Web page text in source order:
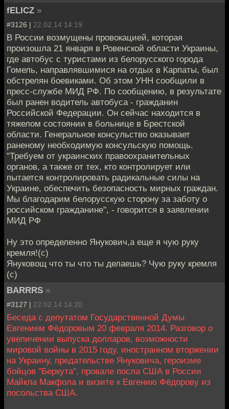
fELICZ »
#3126 | 22.02.14 14:19
В России возмущены провокацией, которая
произошла 21 января в Ровенской области Украины,
где автобус с туристами из белорусского города
Гомель, направлявшимися на отдых в Карпаты, был
обстрелян боевиками. Об этом УНН сообщили в
пресс-службе МИД РФ. По сообщению, в результате
был ранен водитель автобуса - гражданин
Российской Федерации. Он сейчас находится в
тяжелом состоянии в больнице в Брестской
области. Генеральное консульство оказывает
раненому необходимую консульскую помощь.
"Требуем от украинских правоохранительных
органов, а также от тех, кто контролирует или
пытается контролировать радикальные силы на
Украине, обеспечить безопасность мирных граждан.
Мы благодарим белорусскую сторону за заботу о
российском гражданине", - говорится в заявлении
МИД РФ
Ну это определенно Янукович,а еще я чую руку
кремля!(с)
Януковощ что ты что ты делаешь? Чую руку кремля
(с)
BARRRS »
#3127 | 22.02.14 14:20
Беседа с депутатом Государственной Думы
Евгением Фёдоровым 20 февраля 2014. Разговор о
увеличении выпуска долларов, возможности
мировой войны в 2015 году, иностранном вторжении
на Украину, предательстве Януковича, героизме
бойцов "Беркута", провале посла США в России
Майкла Макфола и визите к Евгению Фёдорову из
посольства США.